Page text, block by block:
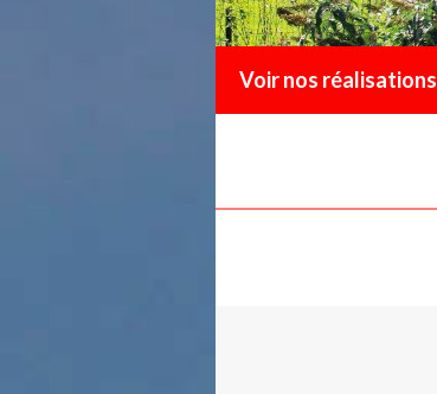
Voir nos réalisations